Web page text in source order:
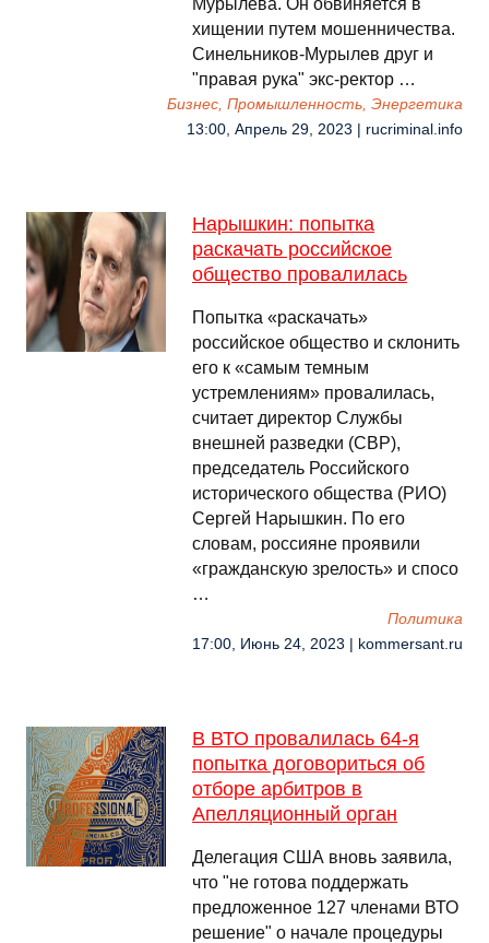
Мурылева. Он обвиняется в
хищении путем мошенничества.
Синельников-Мурылев друг и
"правая рука" экс-ректор …
Бизнес, Промышленность, Энергетика
13:00, Апрель 29, 2023 | rucriminal.info
Нарышкин: попытка
раскачать российское
общество провалилась
Попытка «раскачать»
российское общество и склонить
его к «самым темным
устремлениям» провалилась,
считает директор Службы
внешней разведки (СВР),
председатель Российского
исторического общества (РИО)
Сергей Нарышкин. По его
словам, россияне проявили
«гражданскую зрелость» и спосо
…
Политика
17:00, Июнь 24, 2023 | kommersant.ru
В ВТО провалилась 64-я
попытка договориться об
отборе арбитров в
Апелляционный орган
Делегация США вновь заявила,
что "не готова поддержать
предложенное 127 членами ВТО
решение" о начале процедуры